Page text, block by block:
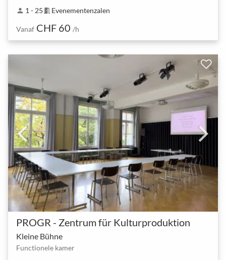
person 1 - 25 meeting_room Evenementenzalen
Vanaf CHF 60 /h
PROGR - Zentrum für Kulturproduktion
Kleine Bühne
Functionele kamer